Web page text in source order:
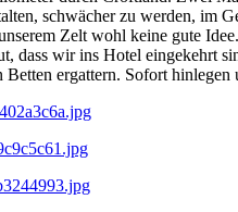
schwächer zu werden,
Zelt wohl keine gute
dass wir ins Hotel
ergattern. Sofort hinlegen